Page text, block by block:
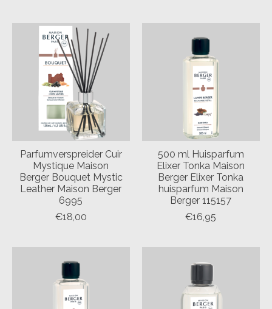
Parfumverspreider Cuir
Mystique Maison
Berger Bouquet Mystic
Leather Maison Berger
6995
€18,00
500 ml Huisparfum
Elixer Tonka Maison
Berger Elixer Tonka
huisparfum Maison
Berger 115157
€16,95